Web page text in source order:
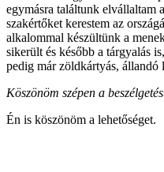
egymásra találtunk elvállaltam
szakértőket kerestem az
alkalommal készültünk a
sikerült és később a tárgyalás
pedig már zöldkártyás, állandó
Köszönöm szépen a
Én is köszönöm a lehetőséget.